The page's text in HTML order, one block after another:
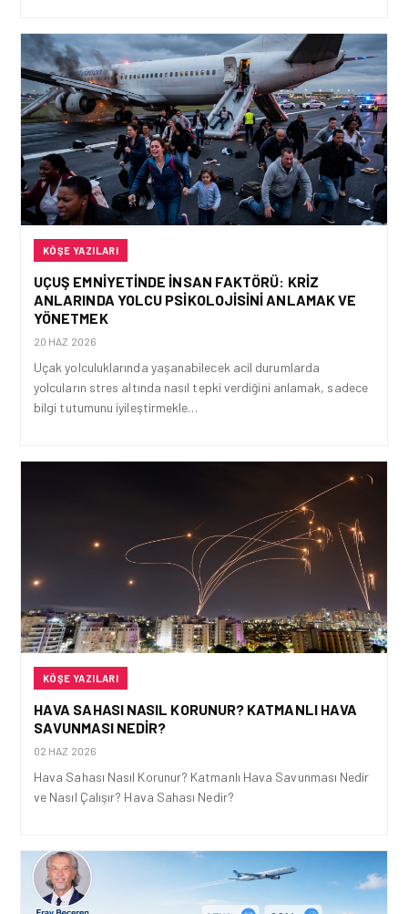
KÖŞE YAZILARI
UÇUŞ EMNIYETINDE İNSAN FAKTÖRÜ: KRIZ
ANLARINDA YOLCU PSIKOLOJISINI ANLAMAK VE
YÖNETMEK
20 HAZ 2026
Uçak yolculuklarında yaşanabilecek acil durumlarda
yolcuların stres altında nasıl tepki verdiğini anlamak, sadece
bilgi tutumunu iyileştirmekle…
KÖŞE YAZILARI
HAVA SAHASI NASIL KORUNUR? KATMANLI HAVA
SAVUNMASI NEDIR?
02 HAZ 2026
Hava Sahası Nasıl Korunur? Katmanlı Hava Savunması Nedir
ve Nasıl Çalışır? Hava Sahası Nedir?